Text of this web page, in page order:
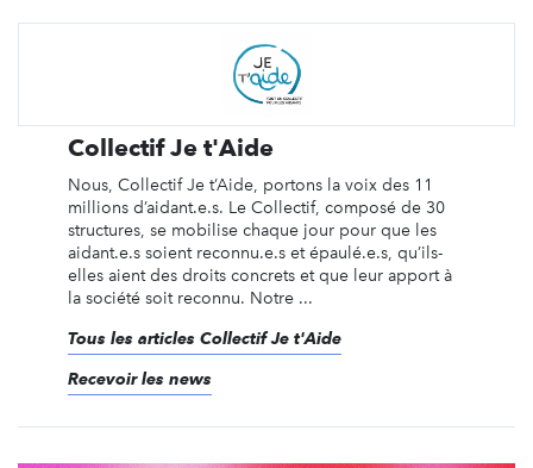
Collectif Je t'Aide
Nous, Collectif Je t’Aide, portons la voix des 11
millions d’aidant.e.s. Le Collectif, composé de 30
structures, se mobilise chaque jour pour que les
aidant.e.s soient reconnu.e.s et épaulé.e.s, qu’ils-
elles aient des droits concrets et que leur apport à
la société soit reconnu. Notre ...
Tous les articles Collectif Je t'Aide
Recevoir les news